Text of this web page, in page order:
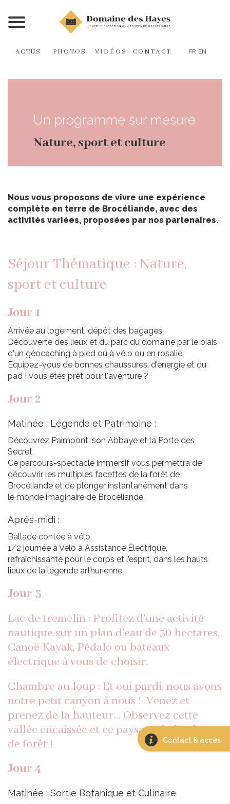
Contact & accès
ACTUS PHOTOS VIDÉOS CONTACT FR EN
Un programme sur mesure
Nature, sport et culture
Nous vous proposons de vivre une expérience
complète en terre de Brocéliande, avec des
activités variées, proposées par nos partenaires.
Séjour Thématique : Nature,
sport et culture
Jour 1
Arrivée au logement, dépôt des bagages
Découverte des lieux et du parc du domaine par le biais
d'un géocaching à pied ou à vélo ou en rosalie.
Equipez-vous de bonnes chaussures, d'énergie et du
pad ! Vous êtes prêt pour l'aventure ?
Jour 2
Matinée : Légende et Patrimoine :
Découvrez Paimpont, son Abbaye et la Porte des
Secret.
Ce parcours-spectacle immersif vous permettra de
découvrir les multiples facettes de la forêt de
Brocéliande et de plonger instantanément dans
le monde imaginaire de Brocéliande.
Après-midi :
Ballade contée à vélo.
1/2 journée à Vélo à Assistance Électrique,
rafraîchissante pour le corps et l’esprit, dans les hauts
lieux de la légende arthurienne.
Jour 3
Lac de tremelin : Profitez d'une activité
nautique sur un plan d'eau de 50 hectares.
Canoë Kayak, Pédalo ou bateaux
électrique à vous de choisir.
Chambre au loup : Et oui pardi, nous avons
notre petit canyon à nous ! Venez et
prenez de la hauteur… Observez cette
vallée encaissée et ce paysage de landes et
de forêt !
Jour 4
Matinée : Sortie Botanique et Culinaire